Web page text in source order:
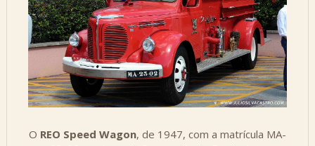
O REO Speed Wagon, de 1947, com a matrícula MA-